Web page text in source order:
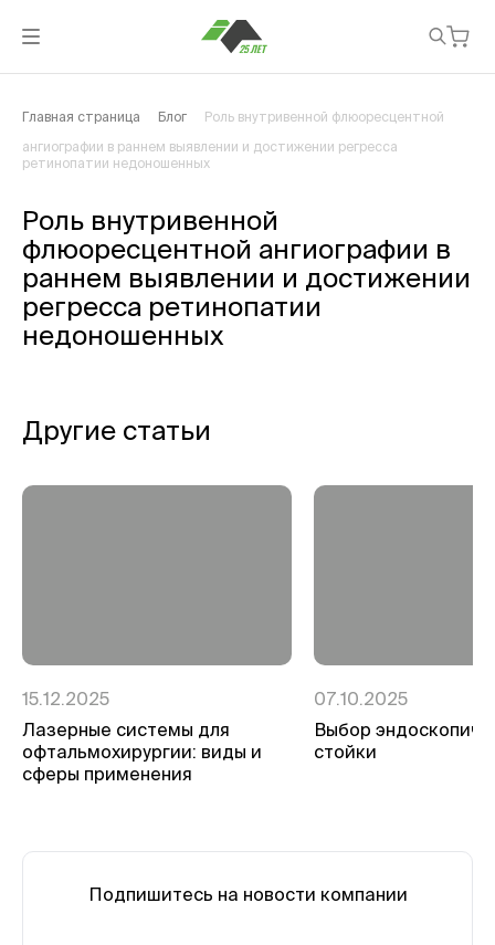
Главная страница Блог Роль внутривенной флюоресцентной
ангиографии в раннем выявлении и достижении регресса
ретинопатии недоношенных
Роль внутривенной
флюоресцентной ангиографии в
раннем выявлении и достижении
регресса ретинопатии
недоношенных
Другие статьи
15.12.2025
Лазерные системы для
офтальмохирургии: виды и
сферы применения
07.10.2025
Выбор
стойки
Подпишитесь на новости компании